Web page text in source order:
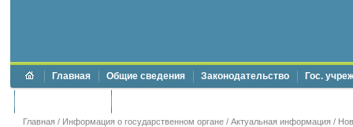
Главная Общие сведения Законодательство Гос.
Главная / Информация о государственном органе / Актуальная информация /